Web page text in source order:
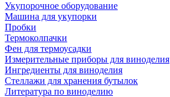
Укупорочное оборудование
Машина для укупорки
Пробки
Термоколпачки
Фен для термоусадки
Измерительные приборы для виноделия
Ингредиенты для виноделия
Стеллажи для хранения бутылок
Литература по виноделию